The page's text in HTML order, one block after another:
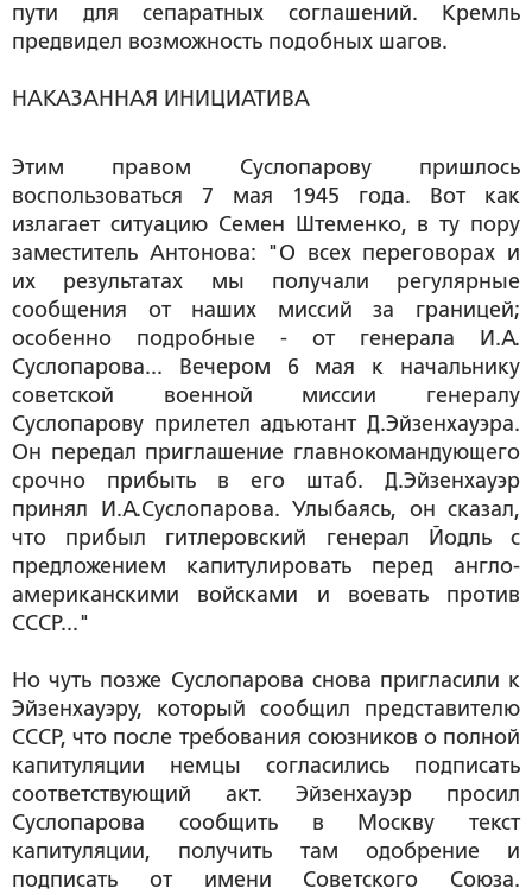
пути для сепаратных соглашений. Кремль
предвидел возможность подобных шагов.
НАКАЗАННАЯ ИНИЦИАТИВА
Этим правом Суслопарову пришлось
воспользоваться 7 мая 1945 года. Вот как
излагает ситуацию Семен Штеменко, в ту пору
заместитель Антонова: "О всех переговорах и
их результатах мы получали регулярные
сообщения от наших миссий за границей;
особенно подробные - от генерала И.А.
Суслопарова... Вечером 6 мая к начальнику
советской военной миссии генералу
Суслопарову прилетел адъютант Д.Эйзенхауэра.
Он передал приглашение главнокомандующего
срочно прибыть в его штаб. Д.Эйзенхауэр
принял И.А.Суслопарова. Улыбаясь, он сказал,
что прибыл гитлеровский генерал Йодль с
предложением капитулировать перед англо-
американскими войсками и воевать против
СССР..."
Но чуть позже Суслопарова снова пригласили к
Эйзенхауэру, который сообщил представителю
СССР, что после требования союзников о полной
капитуляции немцы согласились подписать
соответствующий акт. Эйзенхауэр просил
Суслопарова сообщить в Москву текст
капитуляции, получить там одобрение и
подписать от имени Советского Союза.